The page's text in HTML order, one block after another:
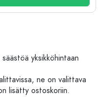
yksikköhintaan
ne on valittava
lisätty ostoskoriin.